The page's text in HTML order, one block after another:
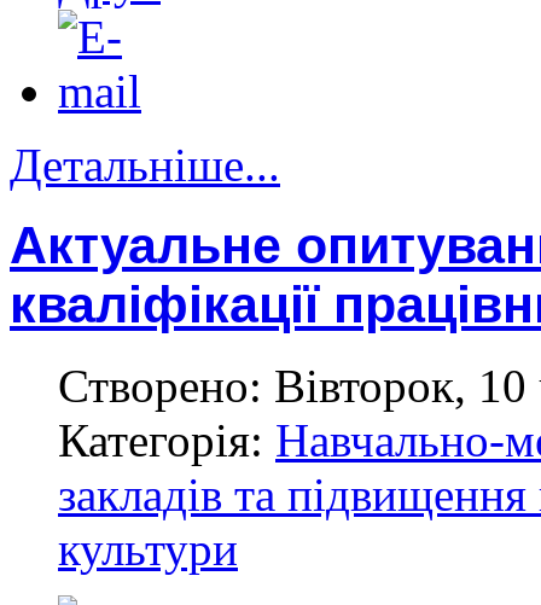
Детальніше...
Актуальне
кваліфікації
Створено: Вівторок,
Категорія: Навчально-
закладів та підвищення
культури